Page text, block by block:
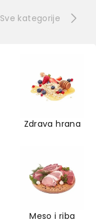
Sve kategorije
Zdrava hrana
Meso i riba